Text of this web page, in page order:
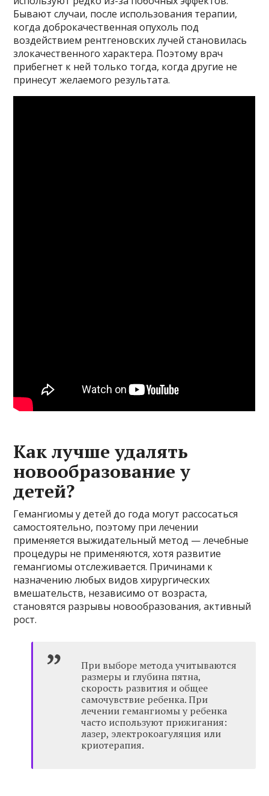
Бывают случаи, после использования терапии,
когда доброкачественная опухоль под
воздействием рентгеновских лучей становилась
злокачественного характера. Поэтому врач
прибегнет к ней только тогда, когда другие не
принесут желаемого результата.
Как лучше удалять
новообразование у
детей?
Гемангиомы у детей до года могут рассосаться
самостоятельно, поэтому при лечении
применяется выжидательный метод — лечебные
процедуры не применяются, хотя развитие
гемангиомы отслеживается. Причинами к
назначению любых видов хирургических
вмешательств, независимо от возраста,
становятся разрывы новообразования, активный
рост.
При выборе метода учитываются
размеры и глубина пятна,
скорость развития и общее
самочувствие ребенка. При
лечении гемангиомы у ребенка
часто используют прижигания:
лазер, электрокоагуляция или
криотерапия.